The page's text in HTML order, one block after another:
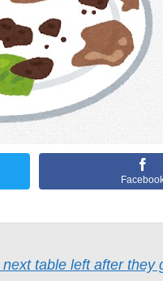
table left after they